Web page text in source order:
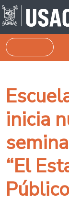
Skip to main content
Search
inicia
“El